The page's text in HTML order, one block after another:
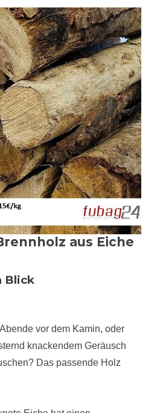
aus Eiche
Blick
vor dem Kamin, oder
knackendem Geräusch
Das passende Holz